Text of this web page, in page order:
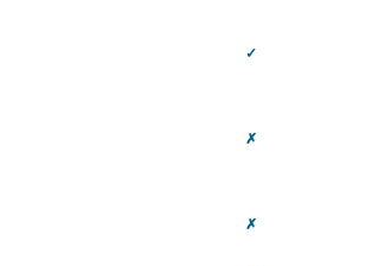
✓
✗
✗